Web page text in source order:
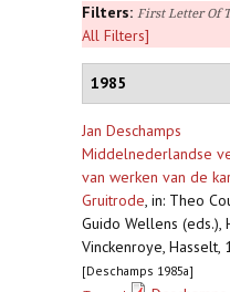
Filters: First Letter Of
All Filters]
1985
Jan Deschamps
Middelnederlandse
van werken van de
Gruitrode, in: Theo
Guido Wellens (eds.),
Vinckenroye, Hasselt,
[Deschamps 1985a]